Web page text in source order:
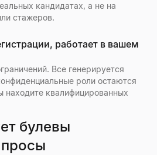
кандидатах, а не на
стажеров.
работает в вашем
Все генерируется
роли остаются
находите квалифицированных
булевы